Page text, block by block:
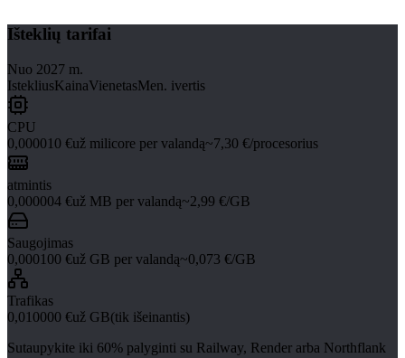
Išteklių tarifai
Nuo 2027 m.
IstekliusKainaVienetasMen. ivertis
CPU
0,000010 €už milicore per valandą~7,30 €/procesorius
atmintis
0,000004 €už MB per valandą~2,99 €/GB
Saugojimas
0,000100 €už GB per valandą~0,073 €/GB
Trafikas
0,010000 €už GB(tik išeinantis)
Sutaupykite iki 60% palyginti su Railway, Render arba Northflank